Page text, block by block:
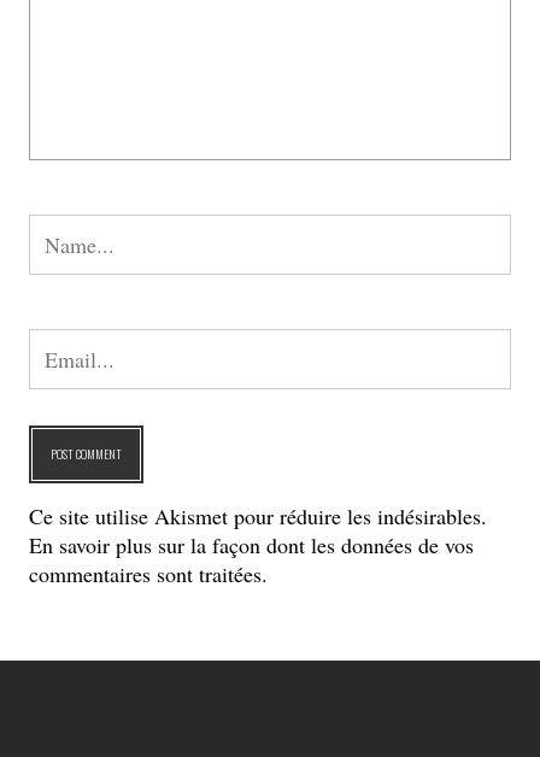
Ce site utilise Akismet pour réduire les indésirables.
En savoir plus sur la façon dont les données de vos
commentaires sont traitées.